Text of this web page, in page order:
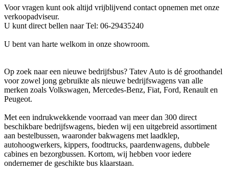
Voor vragen kunt ook altijd vrijblijvend contact opnemen met onze
verkoopadviseur.
U kunt direct bellen naar Tel: 06-29435240
U bent van harte welkom in onze showroom.
Op zoek naar een nieuwe bedrijfsbus? Tatev Auto is dé groothandel
voor zowel jong gebruikte als nieuwe bedrijfswagens van alle
merken zoals Volkswagen, Mercedes-Benz, Fiat, Ford, Renault en
Peugeot.
Met een indrukwekkende voorraad van meer dan 300 direct
beschikbare bedrijfswagens, bieden wij een uitgebreid assortiment
aan bestelbussen, waaronder bakwagens met laadklep,
autohoogwerkers, kippers, foodtrucks, paardenwagens, dubbele
cabines en bezorgbussen. Kortom, wij hebben voor iedere
ondernemer de geschikte bus klaarstaan.